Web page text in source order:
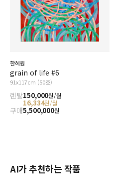
한혜원
grain of life #6
91x117cm (50호)
렌탈150,000원/월
16,334원/월
구매5,500,000원
AI가 추천하는 작품